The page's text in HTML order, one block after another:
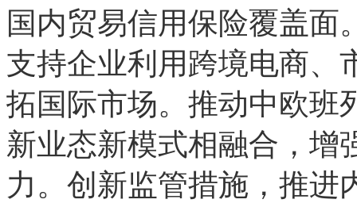
国内贸易信用保险覆盖面
支持企业利用跨境电商、
拓国际市场。推动中欧班
新业态新模式相融合，增
力。创新监管措施，推进